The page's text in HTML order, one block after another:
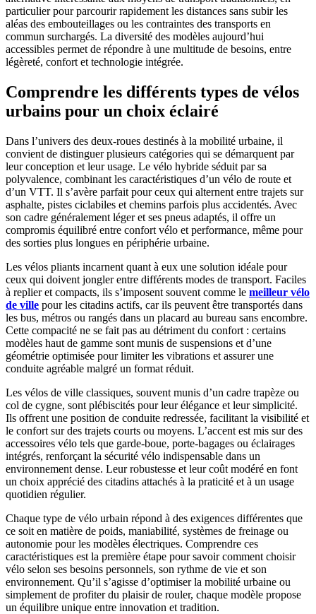
particulier pour parcourir rapidement les distances sans subir les
aléas des embouteillages ou les contraintes des transports en
commun surchargés. La diversité des modèles aujourd’hui
accessibles permet de répondre à une multitude de besoins, entre
légèreté, confort et technologie intégrée.
Comprendre les différents types de vélos
urbains pour un choix éclairé
Dans l’univers des deux-roues destinés à la mobilité urbaine, il
convient de distinguer plusieurs catégories qui se démarquent par
leur conception et leur usage. Le vélo hybride séduit par sa
polyvalence, combinant les caractéristiques d’un vélo de route et
d’un VTT. Il s’avère parfait pour ceux qui alternent entre trajets sur
asphalte, pistes ciclabiles et chemins parfois plus accidentés. Avec
son cadre généralement léger et ses pneus adaptés, il offre un
compromis équilibré entre confort vélo et performance, même pour
des sorties plus longues en périphérie urbaine.
Les vélos pliants incarnent quant à eux une solution idéale pour
ceux qui doivent jongler entre différents modes de transport. Faciles
à replier et compacts, ils s’imposent souvent comme le meilleur vélo
de ville pour les citadins actifs, car ils peuvent être transportés dans
les bus, métros ou rangés dans un placard au bureau sans encombre.
Cette compacité ne se fait pas au détriment du confort : certains
modèles haut de gamme sont munis de suspensions et d’une
géométrie optimisée pour limiter les vibrations et assurer une
conduite agréable malgré un format réduit.
Les vélos de ville classiques, souvent munis d’un cadre trapèze ou
col de cygne, sont plébiscités pour leur élégance et leur simplicité.
Ils offrent une position de conduite redressée, facilitant la visibilité et
le confort sur des trajets courts ou moyens. L’accent est mis sur des
accessoires vélo tels que garde-boue, porte-bagages ou éclairages
intégrés, renforçant la sécurité vélo indispensable dans un
environnement dense. Leur robustesse et leur coût modéré en font
un choix apprécié des citadins attachés à la praticité et à un usage
quotidien régulier.
Chaque type de vélo urbain répond à des exigences différentes que
ce soit en matière de poids, maniabilité, systèmes de freinage ou
autonomie pour les modèles électriques. Comprendre ces
caractéristiques est la première étape pour savoir comment choisir
vélo selon ses besoins personnels, son rythme de vie et son
environnement. Qu’il s’agisse d’optimiser la mobilité urbaine ou
simplement de profiter du plaisir de rouler, chaque modèle propose
un équilibre unique entre innovation et tradition.